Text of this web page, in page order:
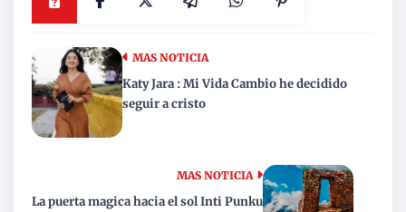
MAS NOTICIA
La puerta magica hacia el sol Inti Punku
MAS NOTICIA
Katy Jara : Mi Vida Cambio he decidido
seguir a cristo